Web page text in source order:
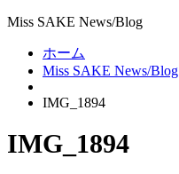
Miss SAKE News/Blog
ホーム
Miss SAKE News/Blog
IMG_1894
IMG_1894